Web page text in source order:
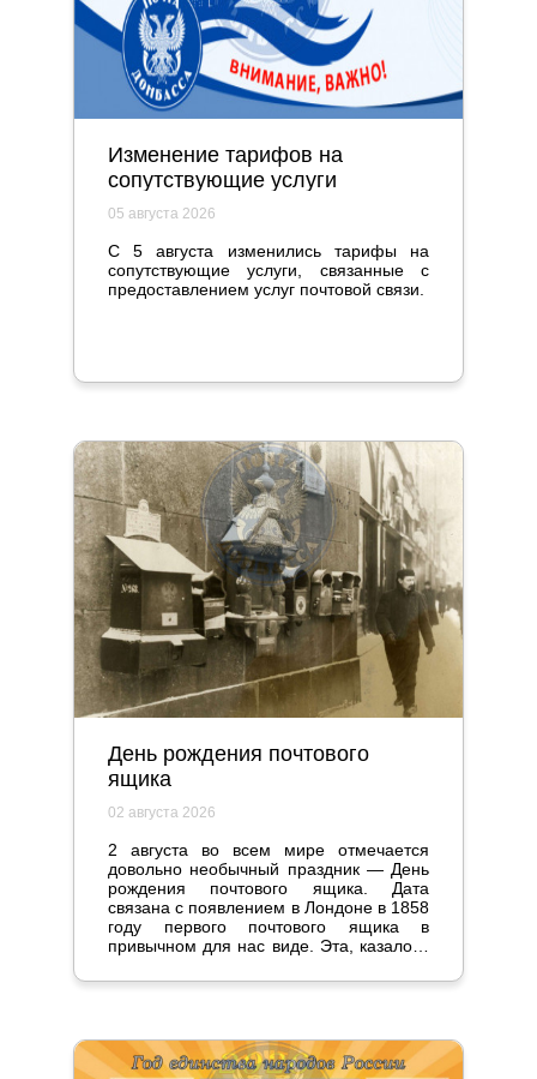
Изменение тарифов на
сопутствующие услуги
05 августа 2026
С 5 августа изменились тарифы на
сопутствующие услуги, связанные с
предоставлением услуг почтовой связи.
День рождения почтового
ящика
02 августа 2026
2 августа во всем мире отмечается
довольно необычный праздник — День
рождения почтового ящика. Дата
связана с появлением в Лондоне в 1858
году первого почтового ящика в
привычном для нас виде. Эта, казалось
и серьезно повлияла на жизнь